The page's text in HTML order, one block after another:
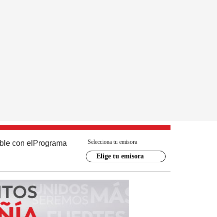
con el Programa Selecciona tu emisora
Elige tu emisora